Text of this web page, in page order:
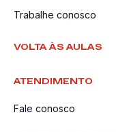
Trabalhe conosco
VOLTA ÀS AULAS
ATENDIMENTO
Fale conosco